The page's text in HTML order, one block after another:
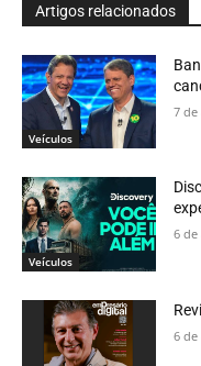
Artigos relacionados
Veículos
7 de
Veículos
6 de
6 de